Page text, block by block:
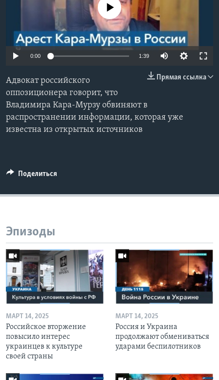
Learning English
СОЦИАЛЬНЫЕ СЕТИ
Языки
No media source currently available
0:00 1:39
Прямая ссылка
Адвокат российского
оппозиционера говорит, что
Владимира Кара-Мурзу обвиняют в
распространении информации, которая уже
известна из открытых источников
Поделиться
Эпизоды
МАРТ 14, 2025
Российское вторжение
повысило интерес
украинцев к культуре
своей страны
МАРТ 14, 2025
Россия и Украина
продолжают обмениваться
ударами беспилотников